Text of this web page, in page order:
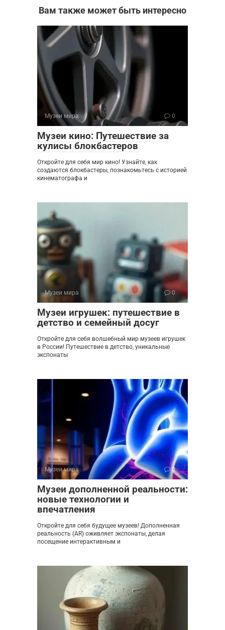
Вам также может быть интересно
Музеи мира 0
Музеи кино: Путешествие за
кулисы блокбастеров
Откройте для себя мир кино! Узнайте, как
создаются блокбастеры, познакомьтесь с историей
кинематографа и
Музеи мира 0
Музеи игрушек: путешествие в
детство и семейный досуг
Откройте для себя волшебный мир музеев игрушек
в России! Путешествие в детство, уникальные
экспонаты
Музеи мира 0
Музеи дополненной реальности:
новые технологии и
впечатления
Откройте для себя будущее музеев! Дополненная
реальность (AR) оживляет экспонаты, делая
посещение интерактивным и